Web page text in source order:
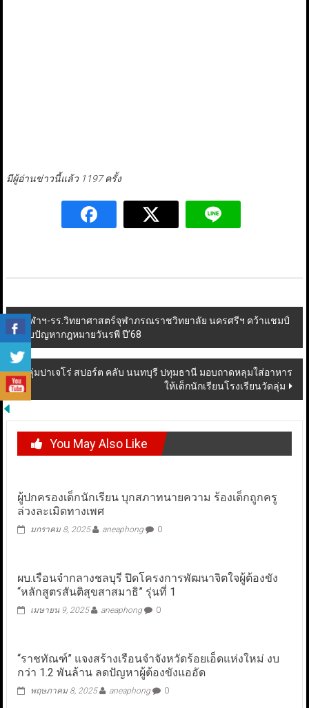
มีผู้อ่านข่าวนี้แล้ว 1197 ครั้ง
Post
navigation
จุฬาฯ-รร.วิทยาศาสตร์จุฬาภรณราชวิทยาลัย นครศรีฯ คว้าแชมป์
ตอบปัญหากฎหมายวันรพี ปี’68
กลุ่มปาเจโร่ สปอร์ต คลับ นนทบุรี ปทุมธานี มอบถาดหลุมใส่อาหาร
ให้เด็กนักเรียนโรงเรียนวัดลุ่ม
You May Also Like
ผู้ปกครองเด็กนักเรียน บุกสภาทนายความ ร้องเด็กถูกครู
ล่วงละเมิดทางเพศ
มกราคม 8, 2025 aneaphong 0
ผบ.เรือนจำกลางชลบุรี ปิดโครงการพัฒนาจิตใจผู้ต้องขัง
“หลักสูตรสันติสุขสาสมาธิ” รุ่นที่ 1
เมษายน 9, 2025 aneaphong 0
“ราชทัณฑ์” แจงสร้างเรือนจำจังหวัดร้อยเอ็ดแห่งใหม่ งบ
กว่า 1.2 พันล้าน ลดปัญหาผู้ต้องขังแออัด
พฤษภาคม 8, 2025 aneaphong 0